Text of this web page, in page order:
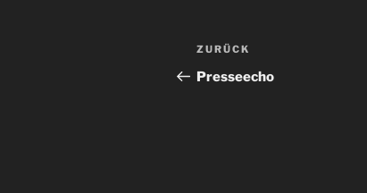
Beitragsnavigation
Vorheriger
Beitrag
ZURÜCK
Presseecho